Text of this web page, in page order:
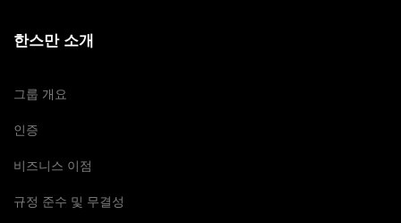
한스만 소개
그룹 개요
인증
비즈니스 이점
규정 준수 및 무결성